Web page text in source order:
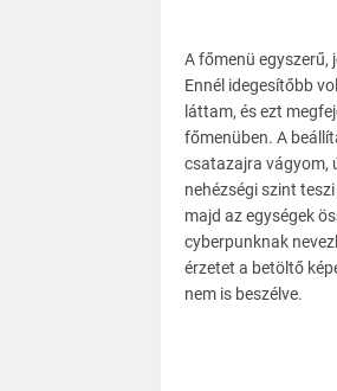
A főmenü egyszerű,
Ennél idegesítőbb
láttam, és ezt
főmenüben. A
csatazajra vágyom,
nehézségi szint
majd az egységek
cyberpunknak
érzetet a betöltő
nem is beszélve.